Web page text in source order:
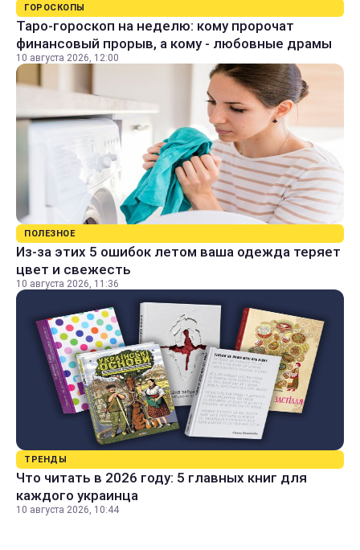
ГОРОСКОПЫ
Таро-гороскоп на неделю: кому пророчат
финансовый прорыв, а кому - любовные драмы
10 августа 2026, 12:00
ПОЛЕЗНОЕ
Из-за этих 5 ошибок летом ваша одежда теряет
цвет и свежесть
10 августа 2026, 11:36
ТРЕНДЫ
Что читать в 2026 году: 5 главных книг для
каждого украинца
10 августа 2026, 10:44